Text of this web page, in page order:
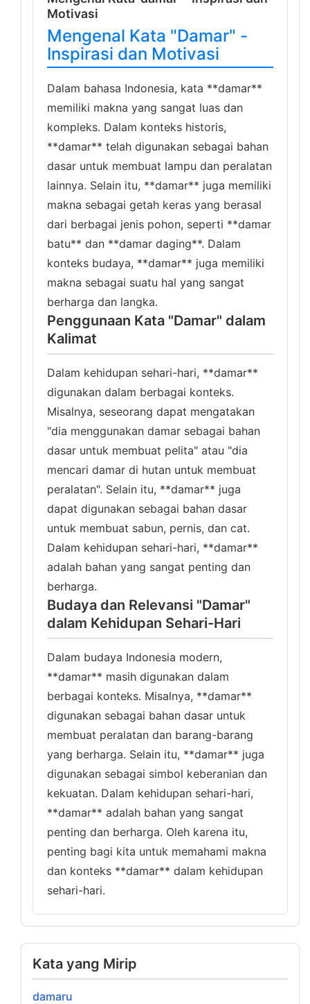
Motivasi
Mengenal Kata "Damar" -
Inspirasi dan Motivasi
Dalam bahasa Indonesia, kata **damar**
memiliki makna yang sangat luas dan
kompleks. Dalam konteks historis,
**damar** telah digunakan sebagai bahan
dasar untuk membuat lampu dan peralatan
lainnya. Selain itu, **damar** juga memiliki
makna sebagai getah keras yang berasal
dari berbagai jenis pohon, seperti **damar
batu** dan **damar daging**. Dalam
konteks budaya, **damar** juga memiliki
makna sebagai suatu hal yang sangat
berharga dan langka.
Penggunaan Kata "Damar" dalam
Kalimat
Dalam kehidupan sehari-hari, **damar**
digunakan dalam berbagai konteks.
Misalnya, seseorang dapat mengatakan
"dia menggunakan damar sebagai bahan
dasar untuk membuat pelita" atau "dia
mencari damar di hutan untuk membuat
peralatan". Selain itu, **damar** juga
dapat digunakan sebagai bahan dasar
untuk membuat sabun, pernis, dan cat.
Dalam kehidupan sehari-hari, **damar**
adalah bahan yang sangat penting dan
berharga.
Budaya dan Relevansi "Damar"
dalam Kehidupan Sehari-Hari
Dalam budaya Indonesia modern,
**damar** masih digunakan dalam
berbagai konteks. Misalnya, **damar**
digunakan sebagai bahan dasar untuk
membuat peralatan dan barang-barang
yang berharga. Selain itu, **damar** juga
digunakan sebagai simbol keberanian dan
kekuatan. Dalam kehidupan sehari-hari,
**damar** adalah bahan yang sangat
penting dan berharga. Oleh karena itu,
penting bagi kita untuk memahami makna
dan konteks **damar** dalam kehidupan
sehari-hari.
Kata yang Mirip
damaru